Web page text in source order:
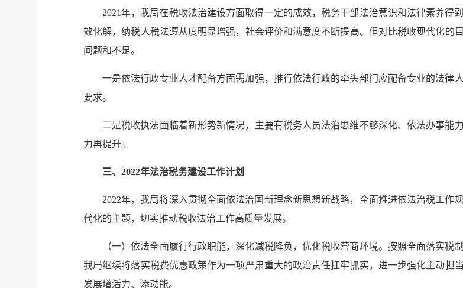
2021年，我局在税收法治建设方面取得一定的成效，税务干部法治意识和法律素养
效化解，纳税人税法遵从度明显增强，社会评价和满意度不断提高。但对比税收现代化的
问题和不足。
一是依法行政专业人才配备方面需加强，推行依法行政的牵头部门应配备专业的法律
要求。
二是税收执法面临着新形势新情况，主要有税务人员法治思维不够深化、依法办事能
力再提升。
三、2022年法治税务建设工作计划
2022年，我局将深入贯彻全面依法治国新理念新思想新战略，全面推进依法治税工
代化的主题，切实推动税收法治工作高质量发展。
（一）依法全面履行行政职能，深化减税降负，优化税收营商环境。按照全面落实税
我局继续将落实税费优惠政策作为一项严肃重大的政治责任扛牢抓实，进一步强化主动担
发展增活力、添动能。